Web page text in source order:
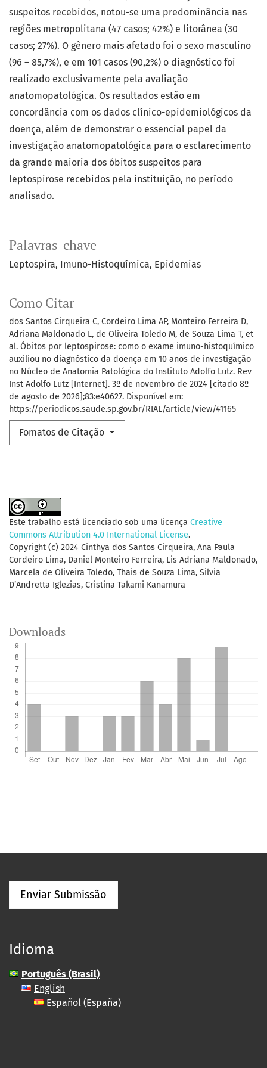
Palavras-chave
Leptospira Imuno-Histoquímica Epidemias
Como Citar
dos Santos Cirqueira C, Cordeiro Lima AP, Monteiro Ferreira D,
Adriana Maldonado L, de Oliveira Toledo M, de Souza Lima T, et
al. Óbitos por leptospirose: como o exame imuno-histoquímico
auxiliou no diagnóstico da doença em 10 anos de investigação
no Núcleo de Anatomia Patológica do Instituto Adolfo Lutz. Rev
Inst Adolfo Lutz [Internet]. 3º de novembro de 2024 [citado 8º
de agosto de 2026];83:e40627. Disponível em:
https://periodicos.saude.sp.gov.br/RIAL/article/view/41165
Fomatos de Citação
suspeitos recebidos, notou-se uma predominância nas
regiões metropolitana (47 casos; 42%) e litorânea (30
casos; 27%). O gênero mais afetado foi o sexo masculino
(96 – 85,7%), e em 101 casos (90,2%) o diagnóstico foi
realizado exclusivamente pela avaliação
anatomopatológica. Os resultados estão em
concordância com os dados clínico-epidemiológicos da
doença, além de demonstrar o essencial papel da
investigação anatomopatológica para o esclarecimento
da grande maioria dos óbitos suspeitos para
leptospirose recebidos pela instituição, no período
analisado.
Este trabalho está licenciado sob uma licença Creative
Commons Attribution 4.0 International License.
Copyright (c) 2024 Cinthya dos Santos Cirqueira, Ana Paula
Cordeiro Lima, Daniel Monteiro Ferreira, Lis Adriana Maldonado,
Marcela de Oliveira Toledo, Thais de Souza Lima, Silvia
D’Andretta Iglezias, Cristina Takami Kanamura
Downloads
Enviar Submissão
Idioma
Português (Brasil)
English
Español (España)